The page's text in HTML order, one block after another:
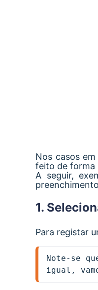
Nos casos
feito de forma
A seguir,
1.
Para registar
Note-se
igual,